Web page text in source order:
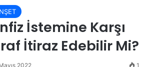
İstemine Karşı
İtiraz Edebilir Mi?
2022 1